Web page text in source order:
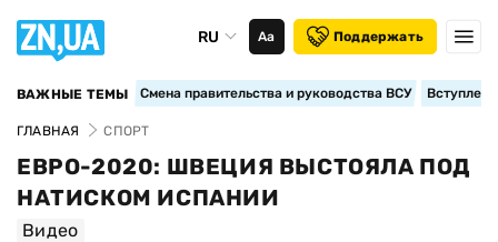
RU Аа Поддержать
ВАЖНЫЕ ТЕМЫ Смена правительства и руководства ВСУ
ГЛАВНАЯ СПОРТ
ЕВРО-2020: ШВЕЦИЯ ВЫСТОЯЛА ПОД
НАТИСКОМ ИСПАНИИ
Видео